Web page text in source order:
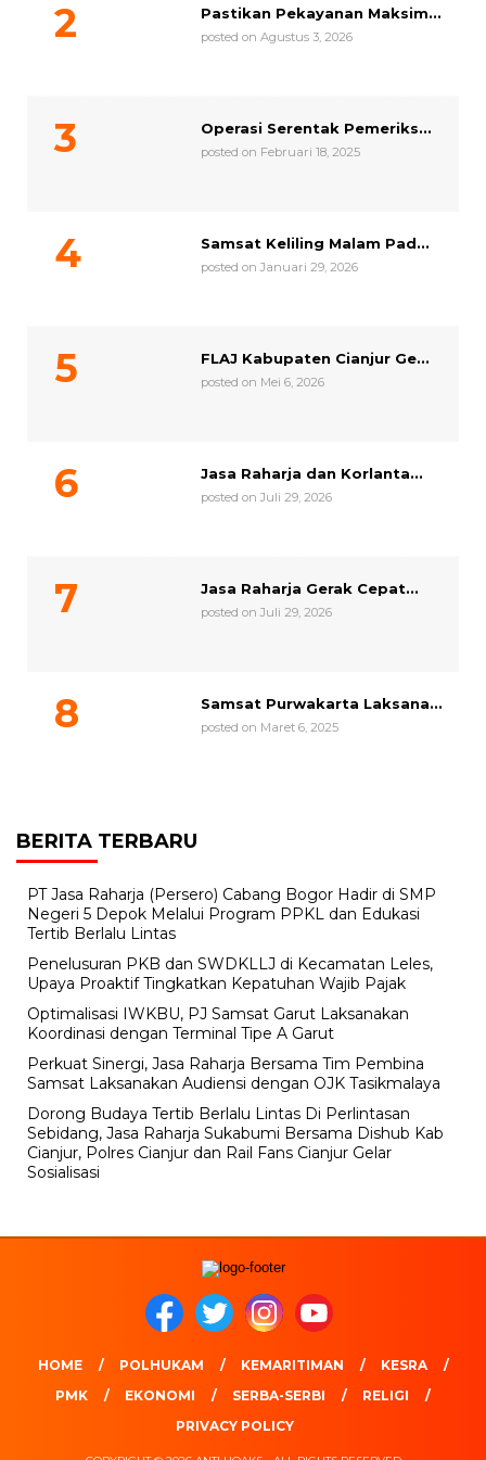
Pastikan Pekayanan Maksim...
posted on Agustus 3, 2026
Operasi Serentak Pemeriks...
posted on Februari 18, 2025
Samsat Keliling Malam Pad...
posted on Januari 29, 2026
FLAJ Kabupaten Cianjur Ge...
posted on Mei 6, 2026
Jasa Raharja dan Korlanta...
posted on Juli 29, 2026
Jasa Raharja Gerak Cepat...
posted on Juli 29, 2026
Samsat Purwakarta Laksana...
posted on Maret 6, 2025
BERITA TERBARU
PT Jasa Raharja (Persero) Cabang Bogor Hadir di SMP
Negeri 5 Depok Melalui Program PPKL dan Edukasi
Tertib Berlalu Lintas
Penelusuran PKB dan SWDKLLJ di Kecamatan Leles,
Upaya Proaktif Tingkatkan Kepatuhan Wajib Pajak
Optimalisasi IWKBU, PJ Samsat Garut Laksanakan
Koordinasi dengan Terminal Tipe A Garut
Perkuat Sinergi, Jasa Raharja Bersama Tim Pembina
Samsat Laksanakan Audiensi dengan OJK Tasikmalaya
Dorong Budaya Tertib Berlalu Lintas Di Perlintasan
Sebidang, Jasa Raharja Sukabumi Bersama Dishub Kab
Cianjur, Polres Cianjur dan Rail Fans Cianjur Gelar
Sosialisasi
HOME POLHUKAM KEMARITIMAN
KESRA
PMK
EKONOMI SERBA-SERBI
RELIGI
PRIVACY POLICY